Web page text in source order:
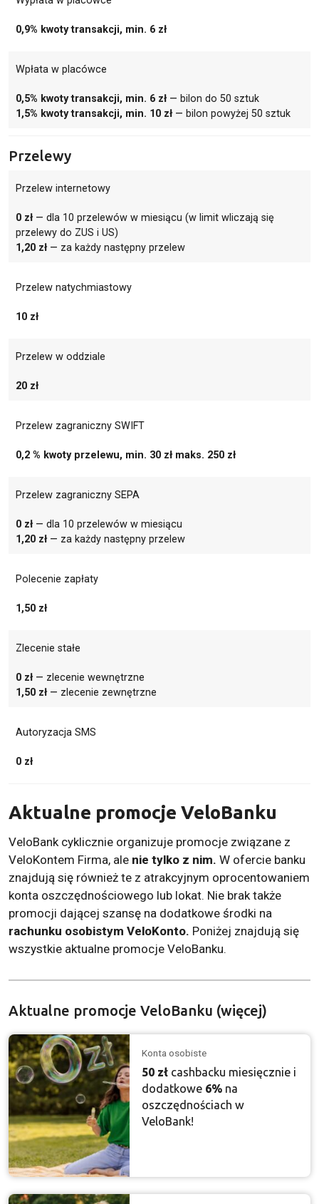
0,9% kwoty transakcji, min. 6 zł
Wpłata w placówce
0,5% kwoty transakcji, min. 6 zł— bilon do 50 sztuk
1,5% kwoty transakcji, min. 10 zł— bilon powyżej 50 sztuk
Przelewy
Przelew internetowy
0 zł — dla 10 przelewów w miesiącu (w limit wliczają się
przelewy do ZUS i US)
1,20 zł — za każdy następny przelew
Przelew natychmiastowy
10 zł
Przelew w oddziale
20 zł
Przelew zagraniczny SWIFT
0,2 % kwoty przelewu, min. 30 zł maks. 250 zł
Przelew zagraniczny SEPA
0 zł— dla 10 przelewów w miesiącu
1,20 zł— za każdy następny przelew
Polecenie zapłaty
1,50 zł
Zlecenie stałe
0 zł — zlecenie wewnętrzne
1,50 zł— zlecenie zewnętrzne
Autoryzacja SMS
0 zł
Aktualne promocje VeloBanku
VeloBank cyklicznie organizuje promocje związane z
VeloKontem Firma, ale nie tylko z nim. W ofercie banku
znajdują się również te z atrakcyjnym oprocentowaniem
konta oszczędnościowego lub lokat. Nie brak także
promocji dającej szansę na dodatkowe środki na
rachunku osobistym VeloKonto. Poniżej znajdują się
wszystkie aktualne promocje VeloBanku.
Aktualne promocje VeloBanku (więcej)
Konta osobiste
50 zł cashbacku miesięcznie i
dodatkowe 6% na
oszczędnościach w
VeloBank!